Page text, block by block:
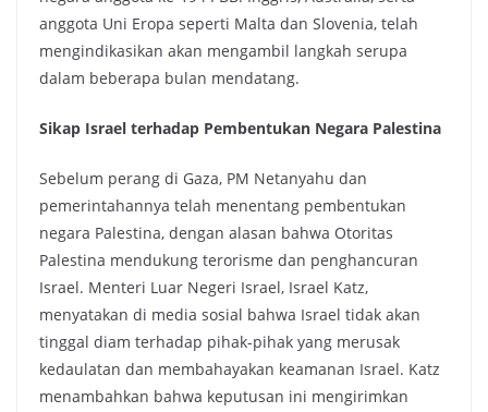
anggota Uni Eropa seperti Malta dan Slovenia, telah
mengindikasikan akan mengambil langkah serupa
dalam beberapa bulan mendatang.
Sikap Israel terhadap Pembentukan Negara Palestina
Sebelum perang di Gaza, PM Netanyahu dan
pemerintahannya telah menentang pembentukan
negara Palestina, dengan alasan bahwa Otoritas
Palestina mendukung terorisme dan penghancuran
Israel. Menteri Luar Negeri Israel, Israel Katz,
menyatakan di media sosial bahwa Israel tidak akan
tinggal diam terhadap pihak-pihak yang merusak
kedaulatan dan membahayakan keamanan Israel. Katz
menambahkan bahwa keputusan ini mengirimkan